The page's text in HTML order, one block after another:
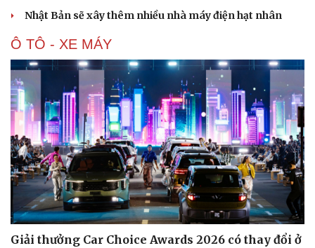
Nhật Bản sẽ xây thêm nhiều nhà máy điện hạt nhân
Ô TÔ - XE MÁY
Giải thưởng Car Choice Awards 2026 có thay đổi ở